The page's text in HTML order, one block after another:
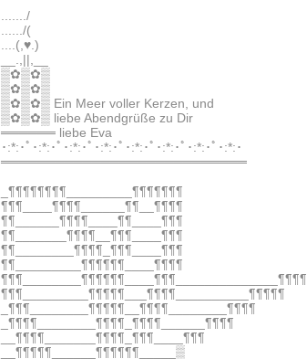
......./
....../(
....(,♥️.)
__.,||,__
▒✿▒✿▒
▒✿▒✿▒
▒✿▒✿▒ Ein Meer voller Kerzen, und
▒✿▒✿▒ liebe Abendgrüße zu Dir
══════ liebe Eva
･:*:･ﾟ･:*:･ﾟ･:*:･ﾟ･:*:･ﾟ･:*:･ﾟ･:*:･ﾟ･:*:･ﾟ･:*:･
═══════════════════════════
_¶¶¶¶¶¶¶¶_________¶¶¶¶¶¶¶
¶¶¶____¶¶¶¶______¶¶__¶¶¶¶
¶¶______¶¶¶¶____¶¶____¶¶¶
¶¶_______¶¶¶¶__¶¶¶____¶¶¶
¶¶________¶¶¶¶_¶¶¶____¶¶¶
¶¶_________¶¶¶¶¶¶____¶¶¶¶
¶¶¶________¶¶¶¶¶¶____¶¶¶______________¶¶¶¶
¶¶¶_________¶¶¶¶¶___¶¶¶¶__________¶¶¶¶¶
_¶¶¶________¶¶¶¶¶__¶¶¶¶________¶¶¶¶
_¶¶¶¶________¶¶¶¶_¶¶¶¶______¶¶¶¶
__¶¶¶¶_______¶¶¶¶_¶¶¶____¶¶¶
__¶¶¶¶¶______¶¶¶¶¶¶_____▒